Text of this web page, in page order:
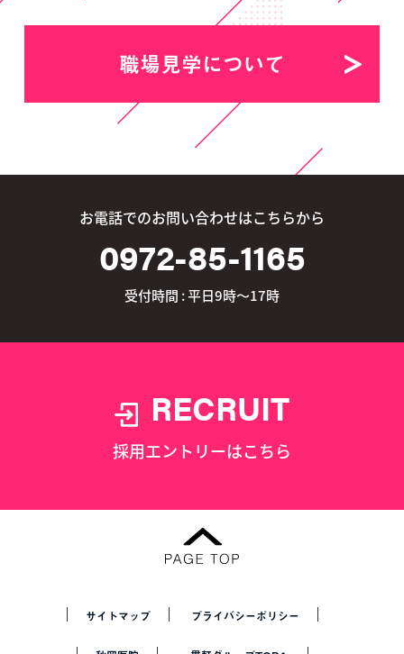
職場見学について
お電話でのお問い合わせはこちらから
0972-85-1165
受付時間 : 平日9時～17時
RECRUIT
採用エントリーはこちら
サイトマップ プライバシーポリシー